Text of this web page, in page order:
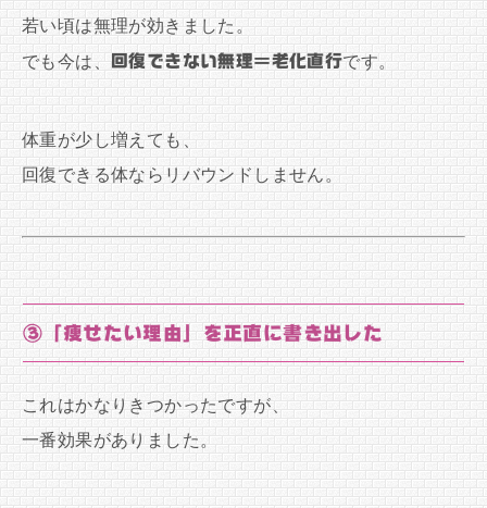
若い頃は無理が効きました。
でも今は、
回復できない無理＝老化直行です。
体重が少し増えても、
回復できる体ならリバウンドしません。
③「痩せたい理由」を正直に書き出した
これはかなりきつかったですが、
一番効果がありました。